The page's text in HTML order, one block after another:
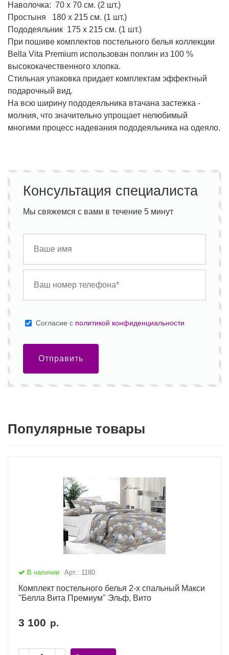
Наволочка: 70 х 70 см. (2 шт.)
Простыня 180 х 215 см. (1 шт.)
Пододеяльник 175 х 215 см. (1 шт.)
При пошиве комплектов постельного белья коллекции
Bella Vita Premium использован поплин из 100 %
высококачественного хлопка.
Стильная упаковка придает комплектам эффектный
подарочный вид.
На всю ширину пододеяльника втачана застежка -
молния, что значительно упрощает нелюбимый
многими процесс надевания пододеяльника на одеяло.
Консультация специалиста
Мы свяжемся с вами в течение 5 минут
Cогласие с политикой конфиденциальности
Отправить
Популярные товары
В наличии Арт.: 1180
Комплект постельного белья 2-х спальный Макси
"Белла Вита Премиум" Эльф, Вито
3 100 р.